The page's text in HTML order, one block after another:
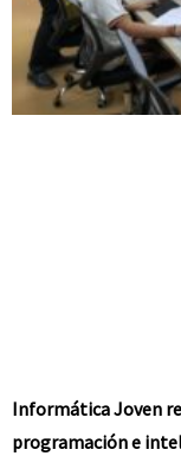
Informática Joven
programación e